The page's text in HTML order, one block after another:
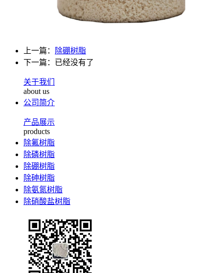
上一篇：
除硼树脂
下一篇：已经没有了
关于我们
about us
公司简介
产品展示
products
除氟树脂
除磷树脂
除硼树脂
除砷树脂
除氨氮树脂
除硝酸盐树脂